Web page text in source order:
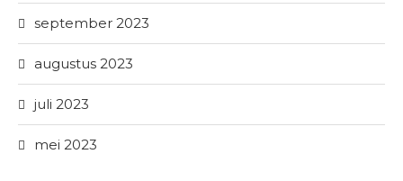
september 2023
augustus 2023
juli 2023
mei 2023